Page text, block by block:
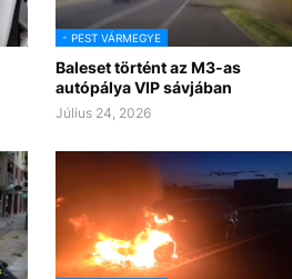
- PEST VÁRMEGYE
Baleset történt az M3-as
autópálya VIP sávjában
Július 24, 2026